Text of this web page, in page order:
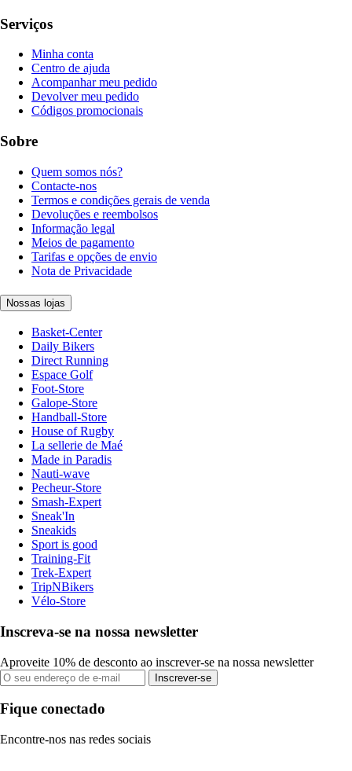
Serviços
Minha conta
Centro de ajuda
Acompanhar meu pedido
Devolver meu pedido
Códigos promocionais
Sobre
Quem somos nós?
Contacte-nos
Termos e condições gerais de venda
Devoluções e reembolsos
Informação legal
Meios de pagamento
Tarifas e opções de envio
Nota de Privacidade
Nossas lojas
Basket-Center
Daily Bikers
Direct Running
Espace Golf
Foot-Store
Galope-Store
Handball-Store
House of Rugby
La sellerie de Maé
Made in Paradis
Nauti-wave
Pecheur-Store
Smash-Expert
Sneak'In
Sneakids
Sport is good
Training-Fit
Trek-Expert
TripNBikers
Vélo-Store
Inscreva-se na nossa newsletter
Aproveite 10% de desconto ao inscrever-se na nossa newsletter
Inscrever-se
Fique conectado
Encontre-nos nas redes sociais